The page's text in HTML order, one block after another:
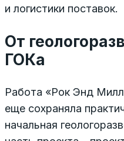
и логистики поставок.
От
ГОКа
Работа «Рок Энд
еще сохраняла
начальная